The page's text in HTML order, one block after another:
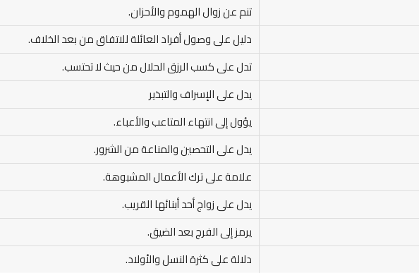
تنم عن زوال الهموم والأحزان.
دليل على وصول أفراد العائلة للاتفاق من بعد الخلاف.
تدل على كسب الرزق الحلال من حيث لا تحتسب.
يدل على الإسراف والتبذير
يؤول إلى انتهاء المتاعب والأعباء.
يدل على التحصين والمناعة من الشرور.
علامة على ترك الأعمال المشبوهة.
يدل على زواج أحد أبنائها القريب.
يرمز إلى الفرج بعد الضيق.
دلالة على كثرة النسل والأولاد.